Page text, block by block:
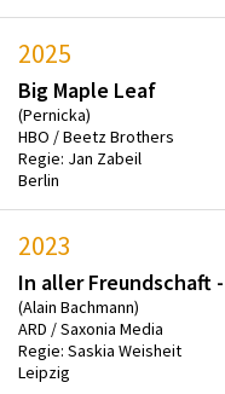
2025
Big Maple Leaf
(Pernicka)
HBO / Beetz Brothers
Regie: Jan Zabeil
Berlin
2023
In aller Freundschaft
(Alain Bachmann)
ARD / Saxonia Media
Regie: Saskia Weisheit
Leipzig